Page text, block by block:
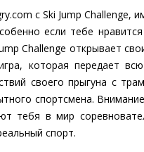
с Ski Jump Challenge,
если тебе
Challenge открывает
которая передает
своего прыгуна с
спортсмена.
тебя в мир
спорт.